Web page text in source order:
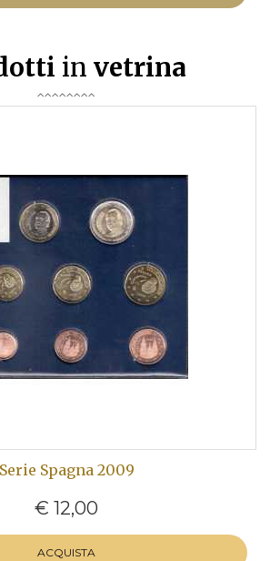
in vetrina
Serie Spagna 2009
€ 12,00
ACQUISTA